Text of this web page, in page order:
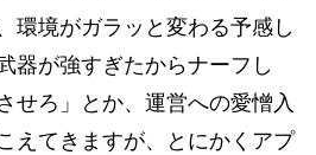
環境がガラッと変わる予感し
器が強すぎたからナーフし
せろ」とか、運営への愛憎入
えてきますが、とにかくアプ